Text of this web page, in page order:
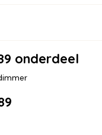
onderdeel